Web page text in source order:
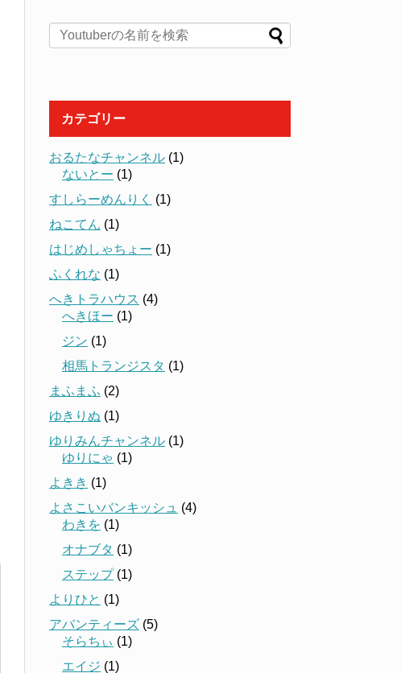
カテゴリー
おるたなチャンネル (1)
ないとー (1)
すしらーめんりく
(1)
ねこてん (1)
はじめしゃちょー (1)
ふくれな (1)
へきトラハウス (4)
へきほー (1)
ジン (1)
相馬トランジスタ (1)
まふまふ (2)
ゆきりぬ (1)
ゆりみんチャンネル (1)
ゆりにゃ (1)
よきき (1)
よさこいバンキッシュ (4)
わきを (1)
オナブタ (1)
ステップ(1)
よりひと (1)
アバンティーズ (5)
そらちぃ (1)
エイジ (1)